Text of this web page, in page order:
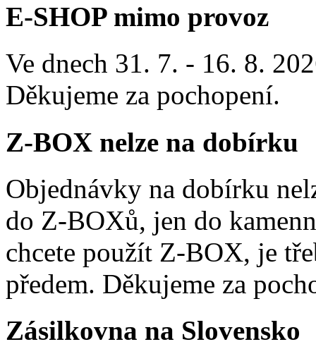
E-SHOP mimo provoz
Ve dnech 31. 7. - 16. 8.
Děkujeme za pochopení.
Z-BOX nelze na dobírku
Objednávky na dobírku
do Z-BOXů, jen do
chcete použít Z-BOX, je
předem. Děkujeme za
Zásilkovna na Slovensko